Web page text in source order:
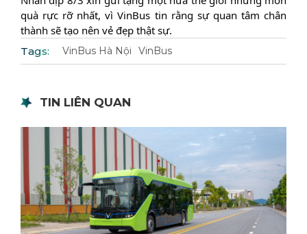
quà rực rỡ nhất, vì VinBus tin rằng sự quan tâm chân
thành sẽ tạo nên vẻ đẹp thật sự.
Tags: VinBus Hà Nội VinBus
TIN LIÊN QUAN